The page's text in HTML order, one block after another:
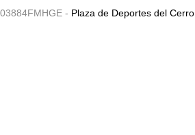
03884FMHGE - Plaza de Deportes del Cerro.